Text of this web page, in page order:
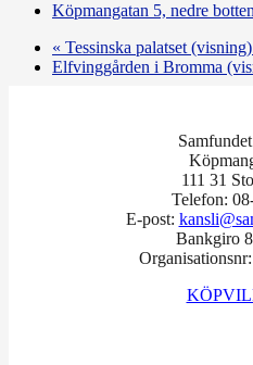
Köpmangatan 5, nedre botten
« Tessinska palatset
Elfvinggården i Bromma
111 31
Telefon:
E-post:
Bankgiro